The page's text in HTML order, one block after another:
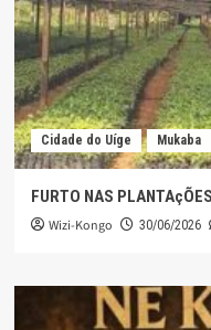
Cidade do Uíge Mukaba
FURTO NAS
Wizi-Kongo 30/06/2026